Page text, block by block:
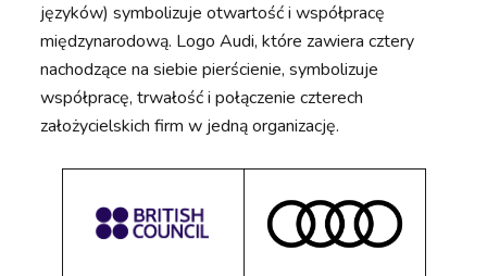
języków) symbolizuje otwartość i współpracę
międzynarodową. Logo Audi, które zawiera cztery
nachodzące na siebie pierścienie, symbolizuje
współpracę, trwałość i połączenie czterech
założycielskich firm w jedną organizację.